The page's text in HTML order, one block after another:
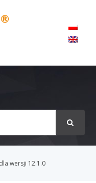
wersji 12.1.0